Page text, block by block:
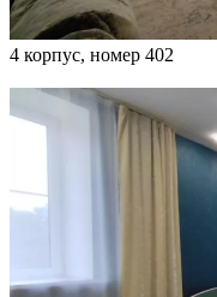
4 корпус, номер 402